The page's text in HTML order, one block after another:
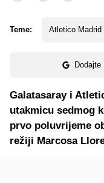
Teme: Atletico Madrid
Galatasaray i
utakmicu sedmog
prvo poluvrijeme
režiji Marcosa